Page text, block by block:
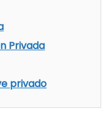
Privada
privado